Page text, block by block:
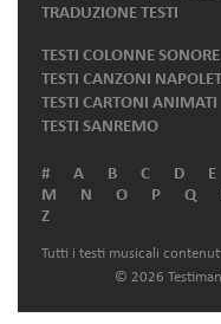
TRADUZIONE TESTI
TESTI COLONNE SONORE
TESTI CANZONI
TESTI CARTONI ANIMATI
TESTI SANREMO
# A B C D E
M
N O P Q
Z
Tutti i testi musicali
© 2026